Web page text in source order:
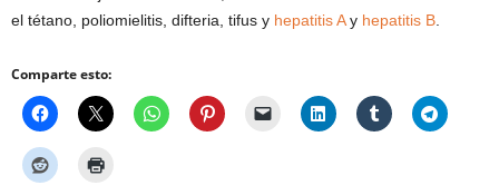
el tétano, poliomielitis, difteria, tifus y hepatitis Ay hepatitis B
Comparte esto: